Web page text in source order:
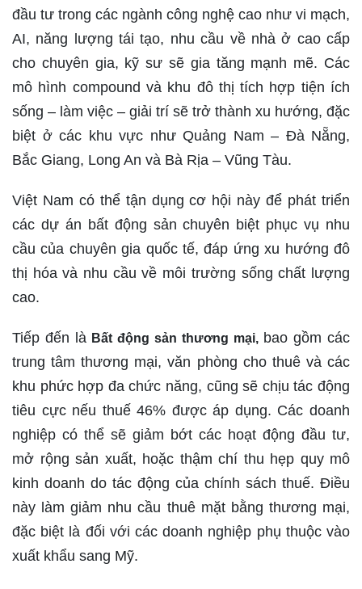
đầu tư trong các ngành công nghệ cao như vi mạch,
AI, năng lượng tái tạo, nhu cầu về nhà ở cao cấp
cho chuyên gia, kỹ sư sẽ gia tăng mạnh mẽ. Các
mô hình compound và khu đô thị tích hợp tiện ích
sống – làm việc – giải trí sẽ trở thành xu hướng, đặc
biệt ở các khu vực như Quảng Nam – Đà Nẵng,
Bắc Giang, Long An và Bà Rịa – Vũng Tàu.
Việt Nam có thể tận dụng cơ hội này để phát triển
các dự án bất động sản chuyên biệt phục vụ nhu
cầu của chuyên gia quốc tế, đáp ứng xu hướng đô
thị hóa và nhu cầu về môi trường sống chất lượng
cao.
Tiếp đến là Bất động sản thương mại,bao gồm các
trung tâm thương mại, văn phòng cho thuê và các
khu phức hợp đa chức năng, cũng sẽ chịu tác động
tiêu cực nếu thuế 46% được áp dụng. Các doanh
nghiệp có thể sẽ giảm bớt các hoạt động đầu tư,
mở rộng sản xuất, hoặc thậm chí thu hẹp quy mô
kinh doanh do tác động của chính sách thuế. Điều
này làm giảm nhu cầu thuê mặt bằng thương mại,
đặc biệt là đối với các doanh nghiệp phụ thuộc vào
xuất khẩu sang Mỹ.